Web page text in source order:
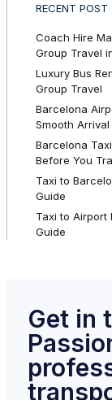
RECENT POST
Coach Hire
Group Travel
Luxury Bus
Group Travel
Barcelona
Smooth Arrival
Barcelona
Before You
Taxi to
Guide
Taxi to Airport
Guide
Get in